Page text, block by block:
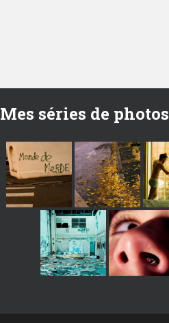
Mes séries de photos